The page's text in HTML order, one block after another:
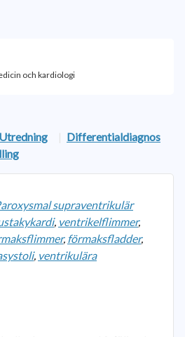
och kardiologi
Utredning | Differentialdiagnos
supraventrikulär
, ventrikelflimmer,
, förmaksfladder,
, ventrikulära